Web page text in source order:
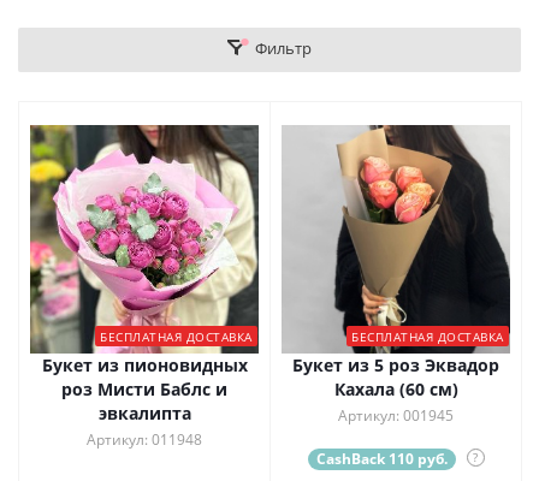
Фильтр
БЕСПЛАТНАЯ ДОСТАВКА
Букет из пионовидных
роз Мисти Баблс и
эвкалипта
Артикул: 011948
БЕСПЛАТНАЯ ДОСТАВКА
Букет из 5 роз Эквадор
Кахала (60 см)
Артикул: 001945
CashBack 110 руб. ?